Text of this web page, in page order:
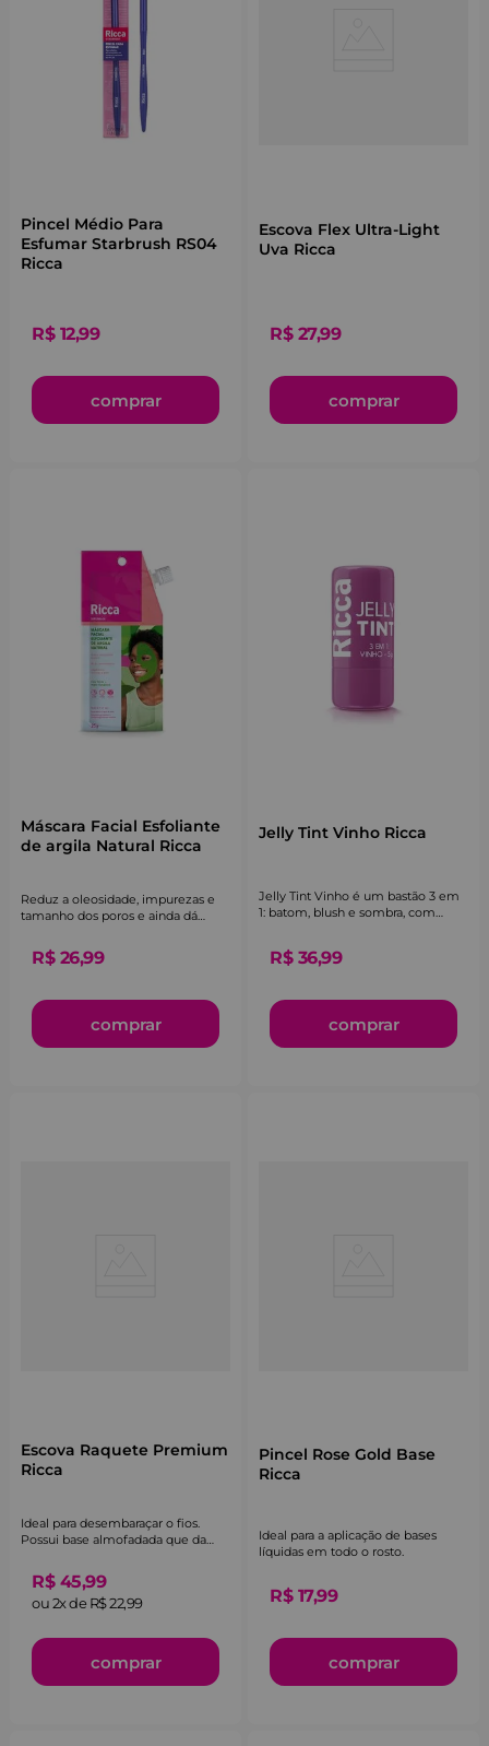
Pincel Médio Para
Esfumar Starbrush RS04
Ricca
R$ 12,99
comprar
Escova Flex Ultra-Light
Uva Ricca
R$ 27,99
comprar
Máscara Facial Esfoliante
de argila Natural Ricca
Reduz a oleosidade, impurezas e
tamanho dos poros e ainda dá
R$ 26,99
comprar
Jelly Tint Vinho Ricca
Jelly Tint Vinho é um bastão 3 em
1: batom, blush e sombra, com
R$ 36,99
comprar
Escova Raquete Premium
Ricca
Ideal para desembaraçar o fios.
Possui base almofadada que da
o couro cabeludo
R$ 45,99
ou2x deR$22,99
comprar
Pincel Rose Gold Base
Ricca
Ideal para a aplicação de bases
líquidas em todo o rosto.
R$ 17,99
comprar